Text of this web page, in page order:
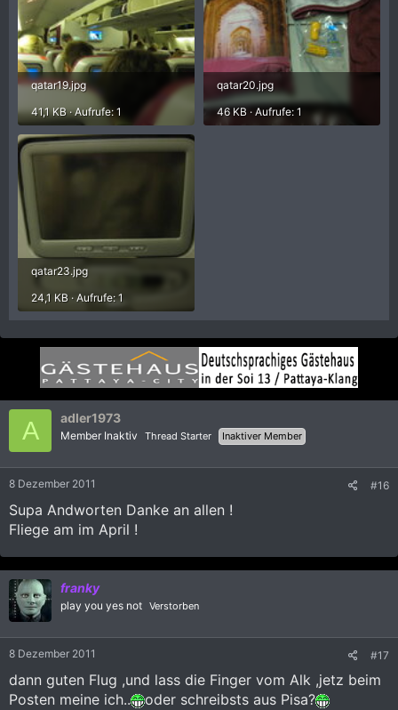
qatar19.jpg
41,1 KB · Aufrufe: 1
qatar20.jpg
46 KB · Aufrufe: 1
qatar23.jpg
24,1 KB · Aufrufe: 1
A adler1973
Member Inaktiv Thread Starter Inaktiver Member
8 Dezember 2011 #16
Supa Andworten Danke an allen !
Fliege am im April !
franky
play you yes not Verstorben
8 Dezember 2011 #17
dann guten Flug ,und lass die Finger vom Alk ,jetz beim
Posten meine ich..
oder schreibsts aus Pisa?